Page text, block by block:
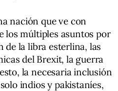
nación que ve con
los múltiples asuntos por
de la libra esterlina, las
del Brexit, la guerra
la necesaria inclusión
indios y pakistaníes,